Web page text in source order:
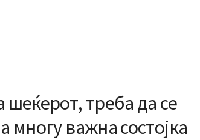
треба да се
важна состојка